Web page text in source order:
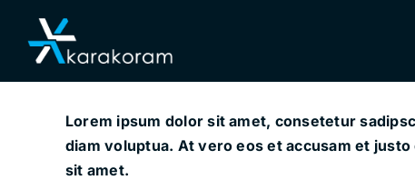
content
Lorem ipsum dolor sit amet, consetetur
diam voluptua. At vero eos et accusam et
sit amet.